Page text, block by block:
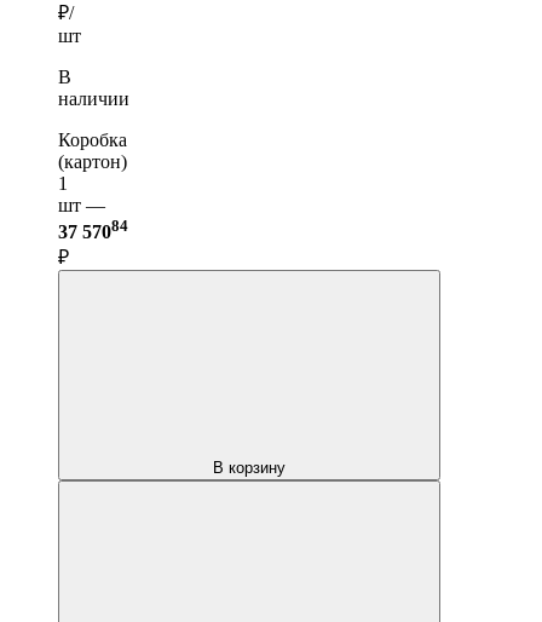
₽/
шт
В
наличии
Коробка
(картон)
1
шт —
37 57084
₽
В корзину